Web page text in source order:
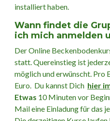
installiert haben.
Wann findet die
ich mich anmelden
Der Online
statt. Quereinstieg ist
möglich und erwünscht.
Euro. Du kannst Dich hier
Etwas 10 Minuten vor
Mail eine Einladung für das